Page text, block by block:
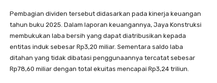
Pembagian dividen tersebut didasarkan pada kinerja keuangan
tahun buku 2025. Dalam laporan keuangannya, Jaya Konstruksi
membukukan laba bersih yang dapat diatribusikan kepada
entitas induk sebesar Rp3,20 miliar. Sementara saldo laba
ditahan yang tidak dibatasi penggunaannya tercatat sebesar
Rp78,60 miliar dengan total ekuitas mencapai Rp3,24 triliun.